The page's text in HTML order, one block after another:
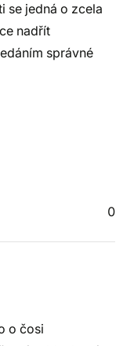
se jedná o zcela
nadřít
správné
0
o čosi